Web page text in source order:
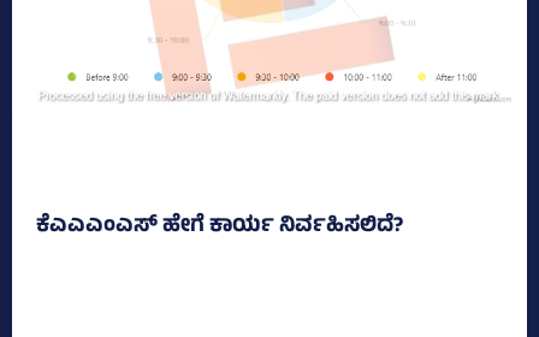
ಕೆಎಎಎಂಎಸ್‌ ಹೇಗೆ ಕಾರ್ಯ ನಿರ್ವಹಿಸಲಿದೆ?